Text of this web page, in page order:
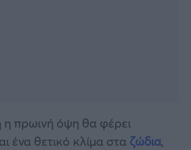
πρωινή όψη θα φέρει
ένα θετικό κλίμα στα ζώδια,